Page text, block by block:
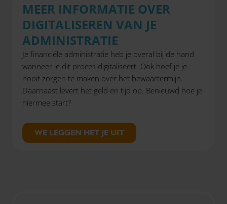
MEER INFORMATIE OVER
DIGITALISEREN VAN JE
ADMINISTRATIE
Je financiële administratie heb je overal bij de hand
wanneer je dit proces digitaliseert. Ook hoef je je
nooit zorgen te maken over het bewaartermijn.
Daarnaast levert het geld en tijd op. Benieuwd hoe je
hiermee start?
WE LEGGEN HET JE UIT